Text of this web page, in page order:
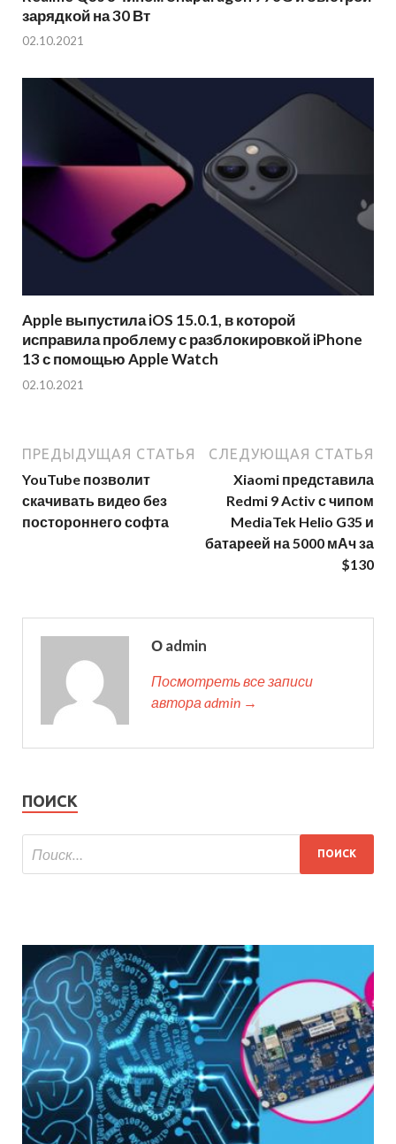
зарядкой на 30 Вт
02.10.2021
Apple выпустила iOS 15.0.1, в которой
исправила проблему с разблокировкой iPhone
13 с помощью Apple Watch
02.10.2021
ПРЕДЫДУЩАЯ СТАТЬЯ
YouTube позволит
скачивать видео без
постороннего софта
СЛЕДУЮЩАЯ СТАТЬЯ
Xiaomi представила
Redmi 9 Activ с чипом
MediaTek Helio G35 и
батареей на 5000 мАч за
$130
О admin
Посмотреть все записи
автора admin →
ПОИСК